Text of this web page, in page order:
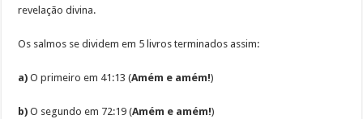
revelação divina.
Os salmos se dividem em 5 livros terminados assim:
a)O primeiro em 41:13 (Amém e amém!)
b)O segundo em 72:19 (Amém e amém!)